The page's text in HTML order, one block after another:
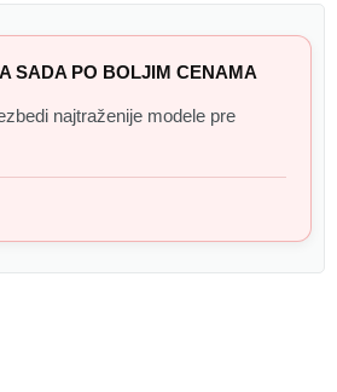
SADA PO BOLJIM CENAMA
najtraženije modele pre